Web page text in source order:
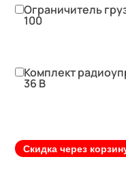
Ограничитель
100
Комплект
36 B
Скидка через